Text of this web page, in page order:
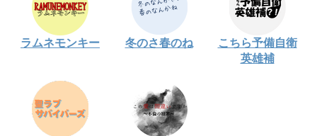
ラムネモンキー 冬のさ春のね
こちら予備自衛
英雄補